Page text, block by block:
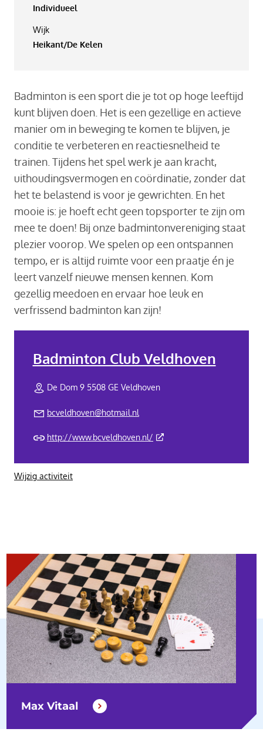
Individueel
Wijk
Heikant/De Kelen
Badminton is een sport die je tot op hoge leeftijd
kunt blijven doen. Het is een gezellige en actieve
manier om in beweging te komen te blijven, je
conditie te verbeteren en reactiesnelheid te
trainen. Tijdens het spel werk je aan kracht,
uithoudingsvermogen en coördinatie, zonder dat
het te belastend is voor je gewrichten. En het
mooie is: je hoeft echt geen topsporter te zijn om
mee te doen! Bij onze badmintonvereniging staat
plezier voorop. We spelen op een ontspannen
tempo, er is altijd ruimte voor een praatje én je
leert vanzelf nieuwe mensen kennen. Kom
gezellig meedoen en ervaar hoe leuk en
verfrissend badminton kan zijn!
Badminton Club Veldhoven
De Dom 9 5508 GE Veldhoven
bcveldhoven@hotmail.nl
http://www.bcveldhoven.nl/ (Deze link gaat naar een
Wijzig activiteit
Max Vitaal